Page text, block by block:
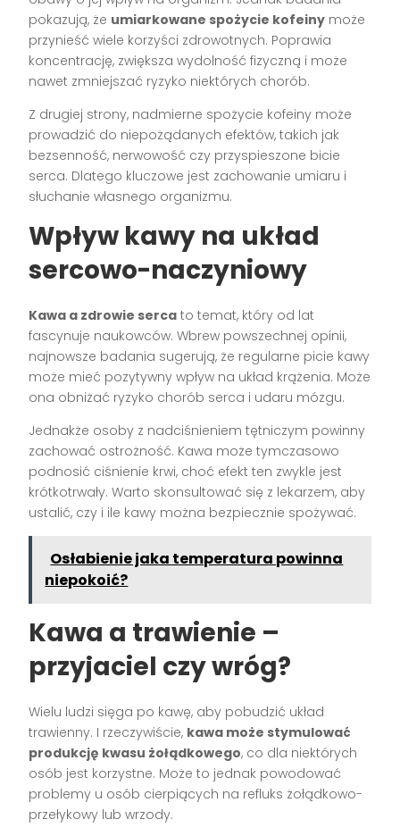
pokazują, że umiarkowane spożycie kofeiny może
przynieść wiele korzyści zdrowotnych. Poprawia
koncentrację, zwiększa wydolność fizyczną i może
nawet zmniejszać ryzyko niektórych chorób.
Z drugiej strony, nadmierne spożycie kofeiny może
prowadzić do niepożądanych efektów, takich jak
bezsenność, nerwowość czy przyspieszone bicie
serca. Dlatego kluczowe jest zachowanie umiaru i
słuchanie własnego organizmu.
Wpływ kawy na układ
sercowo-naczyniowy
Kawa a zdrowie serca to temat, który od lat
fascynuje naukowców. Wbrew powszechnej opinii,
najnowsze badania sugerują, że regularne picie kawy
może mieć pozytywny wpływ na układ krążenia. Może
ona obniżać ryzyko chorób serca i udaru mózgu.
Jednakże osoby z nadciśnieniem tętniczym powinny
zachować ostrożność. Kawa może tymczasowo
podnosić ciśnienie krwi, choć efekt ten zwykle jest
krótkotrwały. Warto skonsultować się z lekarzem, aby
ustalić, czy i ile kawy można bezpiecznie spożywać.
Osłabienie jaka temperatura powinna
niepokoić?
Kawa a trawienie –
przyjaciel czy wróg?
Wielu ludzi sięga po kawę, aby pobudzić układ
trawienny. I rzeczywiście, kawa może stymulować
produkcję kwasu żołądkowego, co dla niektórych
osób jest korzystne. Może to jednak powodować
problemy u osób cierpiących na refluks żołądkowo-
przełykowy lub wrzody.